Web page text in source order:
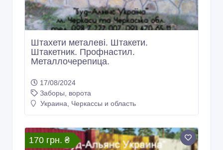
Штахети металеві. Штакети.
Штакетник. Профнастил.
Металлочерепица.
17/08/2024
Заборы, ворота
Украина, Черкассы и область
170 грн. ₴